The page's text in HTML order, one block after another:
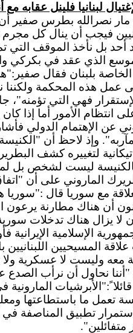
لبنانيا فلينل عقابه مع
مار نصرالله بطرس صفير
فيجب أن ينال كل مجرم
بل نأخذ الموقف التي
الذي عقد في بكركي
الخاصة بلبنان فقال
عمل هذه المحكمة ولكننا
فهي التي
انتظام الأمور أما إذا
عن الإهتمام الدولي
وإذ لاحظ أن
لتغييره كشف
فالكنيسة ليست لشخص بل
الماروني على أن
مع سوريا قال :"سوريا
أن هناك مطارنة يرعون
لا يزال هناك تدخلات
الإسلامية
علاقة المسيحيين
معه وليست لا عسكرية
نحاول أن نرأب الصدع
ً:"الأبرشيات
تعمل ما باستطاعتها
تطبيق المناصفة